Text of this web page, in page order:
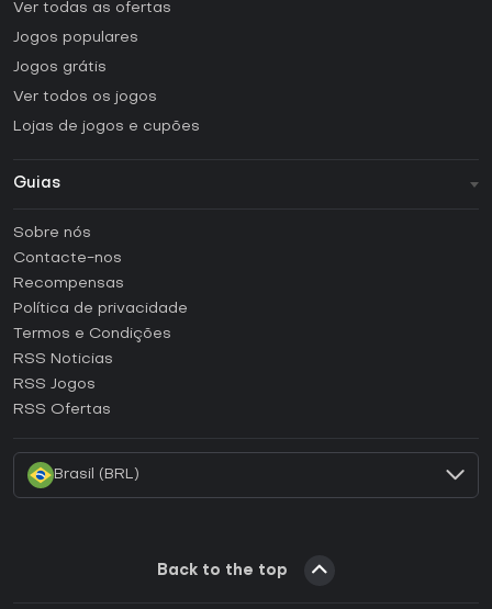
Ver todas as ofertas
Jogos populares
Jogos grátis
Ver todos os jogos
Lojas de jogos e cupões
Guias
Como ativar uma CD Key Steam?
Como ativar uma CD Key Epic Games?
Como ativar uma CD Key GOG?
Como ativar uma CD Key Ubisoft Connect?
Sobre nós
Contacte-nos
Recompensas
Política de privacidade
Termos e Condições
RSS Noticias
RSS Jogos
RSS Ofertas
Brasil (BRL)
Back to the top